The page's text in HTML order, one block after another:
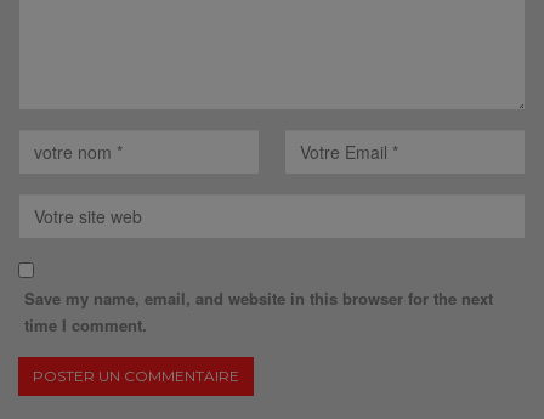
Save my name, email, and website in this browser for the next
time I comment.